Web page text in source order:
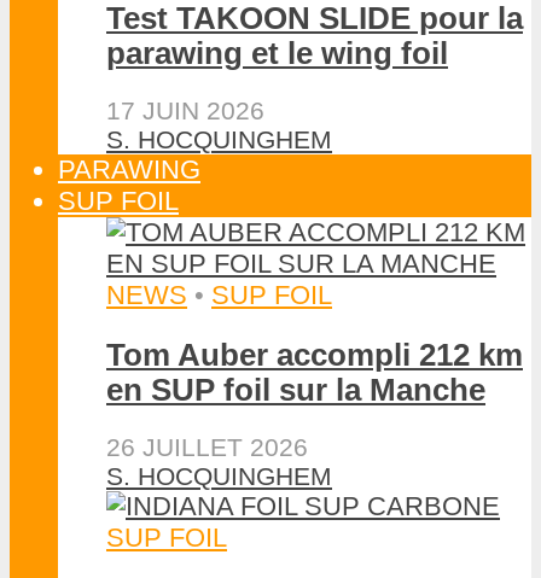
Test TAKOON SLIDE pour la
parawing et le wing foil
17 JUIN 2026
S. HOCQUINGHEM
PARAWING
SUP FOIL
NEWS • SUP FOIL
Tom Auber accompli 212 km
en SUP foil sur la Manche
26 JUILLET 2026
S. HOCQUINGHEM
SUP FOIL